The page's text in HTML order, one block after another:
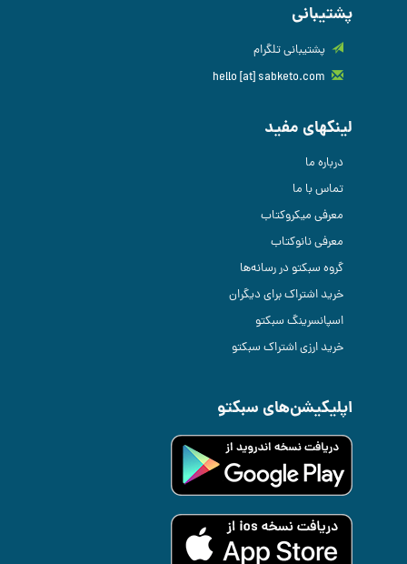
پشتیبانی
پشتیبانی تلگرام
لینکهای مفید
درباره ما
تماس با ما
معرفی میکروکتاب
معرفی نانوکتاب
گروه سبکتو در رسانه‌ها
خرید اشتراک برای دیگران
اسپانسرینگ سبکتو
خرید ارزی اشتراک سبکتو
اپلیکیشن‌های سبکتو